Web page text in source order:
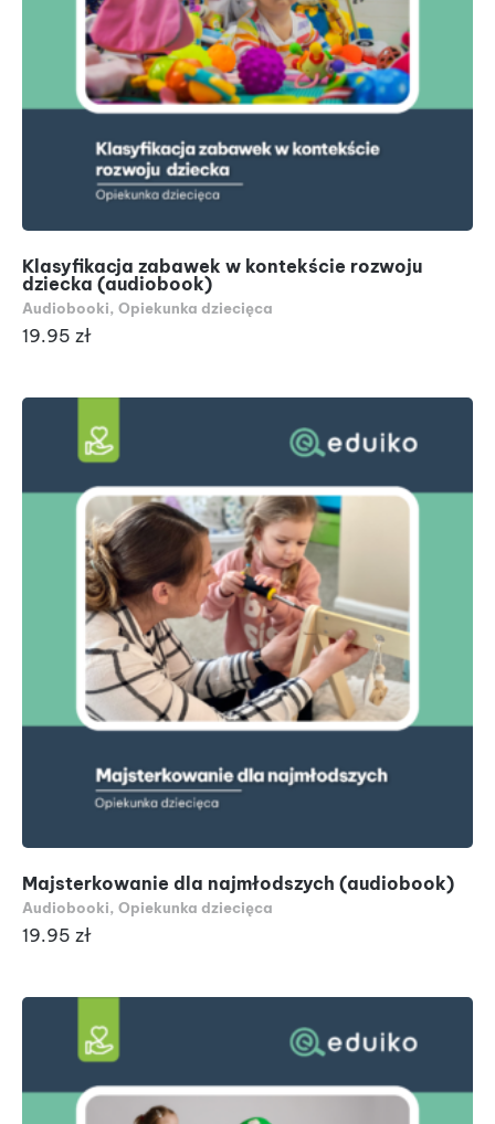
Klasyfikacja zabawek w kontekście rozwoju
dziecka (audiobook)
Audiobooki, Opiekunka dziecięca
19.95 zł
Majsterkowanie dla najmłodszych (audiobook)
Audiobooki, Opiekunka dziecięca
19.95 zł